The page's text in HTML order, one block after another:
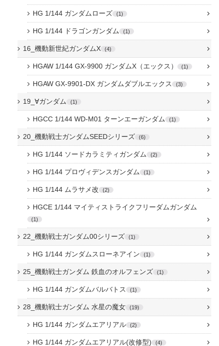
HG 1/144 ガンダムローズ 1
HG 1/144 ドラゴンガンダム 1
16_機動新世紀ガンダムX 4
HGAW 1/144 GX-9900 ガンダムX（エックス） 1
HGAW GX-9901-DX ガンダムダブルエックス 3
19_∀ガンダム 1
HGCC 1/144 WD-M01 ターンエーガンダム 1
20_機動戦士ガンダムSEEDシリーズ 6
HG 1/144 ソードカラミティガンダム 2
HG 1/144 プロヴィデンスガンダム 1
HG 1/144 ムラサメ改 2
HGCE 1/144 マイティストライクフリーダムガンダム
1
22_機動戦士ガンダム00シリーズ 1
HG 1/144 ガンダムスローネアイン 1
25_機動戦士ガンダム 鉄血のオルフェンズ 1
HG 1/144 ガンダムバルバトス 1
28_機動戦士ガンダム 水星の魔女 19
HG 1/144 ガンダムエアリアル 2
HG 1/144 ガンダムエアリアル(改修型) 4